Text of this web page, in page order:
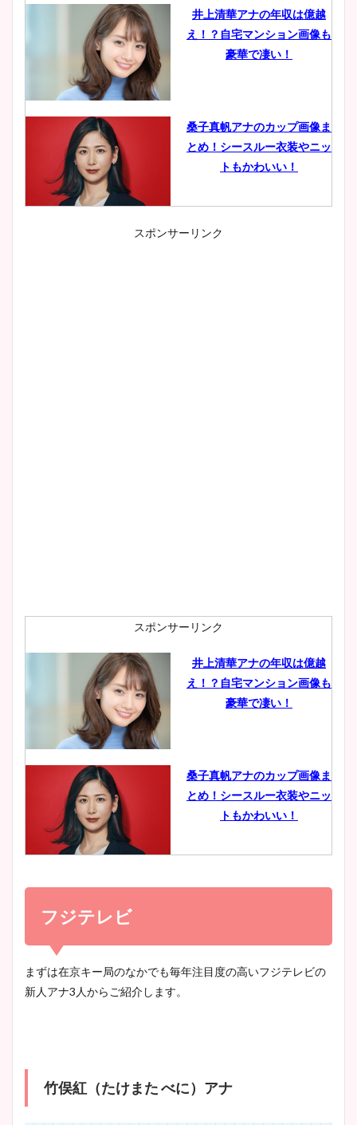
井上清華アナの年収は億越
え！？自宅マンション画像も
豪華で凄い！
桑子真帆アナのカップ画像ま
とめ！シースルー衣装やニッ
トもかわいい！
小室瑛莉子のカップ画像まと
肉も凄い！
鈴木唯の太ってた時の体重が
ヤバすぎww原因や痩せたダ
豊島実季アナのカップ画像ま
とめ！美脚や水着姿に年齢も
スポンサーリンク
スポンサーリンク
井上清華アナの年収は億越
え！？自宅マンション画像も
豪華で凄い！
桑子真帆アナのカップ画像ま
とめ！シースルー衣装やニッ
トもかわいい！
小室瑛莉子のカップ画像まと
フジテレビ
まずは在京キー局のなかでも毎年注目度の高いフジテレビの
新人アナ3人からご紹介します。
竹俣紅（たけまた べに）アナ